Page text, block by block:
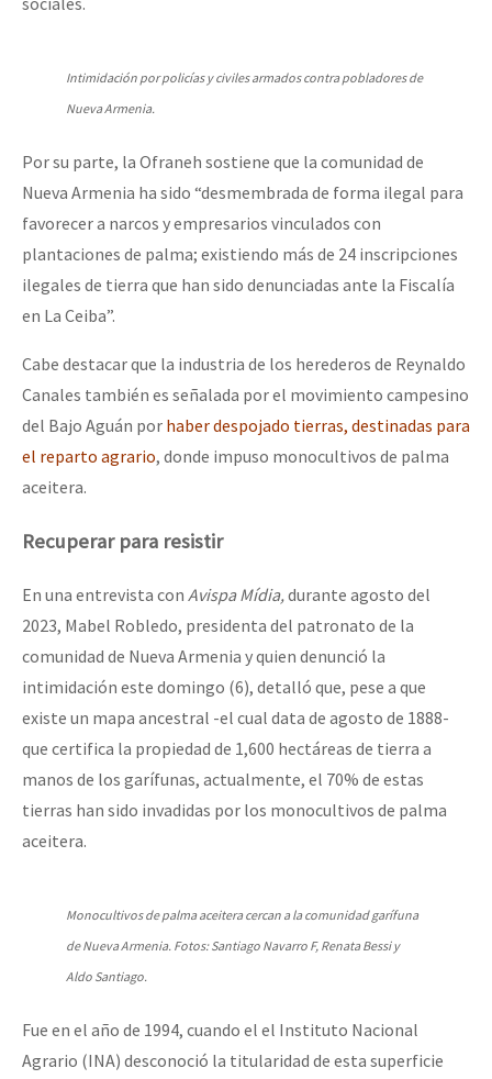
Intimidación por policías y civiles armados contra pobladores de
Nueva Armenia.
Por su parte, la Ofraneh sostiene que la comunidad de
Nueva Armenia ha sido “desmembrada de forma ilegal para
favorecer a narcos y empresarios vinculados con
plantaciones de palma; existiendo más de 24 inscripciones
ilegales de tierra que han sido denunciadas ante la Fiscalía
en La Ceiba”.
Cabe destacar que la industria de los herederos de Reynaldo
Canales también es señalada por el movimiento campesino
del Bajo Aguán por haber despojado tierras, destinadas para
el reparto agrario, donde impuso monocultivos de palma
aceitera.
Recuperar para resistir
En una entrevista con Avispa Mídia,durante agosto del
2023, Mabel Robledo, presidenta del patronato de la
comunidad de Nueva Armenia y quien denunció la
intimidación este domingo (6), detalló que, pese a que
existe un mapa ancestral -el cual data de agosto de 1888-
que certifica la propiedad de 1,600 hectáreas de tierra a
manos de los garífunas, actualmente, el 70% de estas
tierras han sido invadidas por los monocultivos de palma
aceitera.
Monocultivos de palma aceitera cercan a la comunidad garífuna
de Nueva Armenia. Fotos: Santiago Navarro F, Renata Bessi y
Aldo Santiago.
Fue en el año de 1994, cuando el el Instituto Nacional
Agrario (INA) desconoció la titularidad de esta superficie